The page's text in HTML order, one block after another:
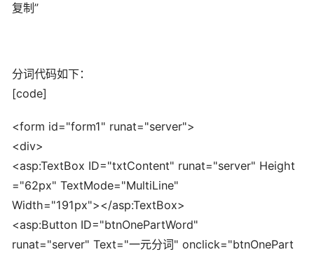
复制”
分词代码如下：
[code]
<form id="form1" runat="server">
<div>
<asp:TextBox ID="txtContent" runat="server" Height
="62px" TextMode="MultiLine"
Width="191px"></asp:TextBox>
<asp:Button ID="btnOnePartWord"
runat="server" Text="一元分词" onclick="btnOnePart